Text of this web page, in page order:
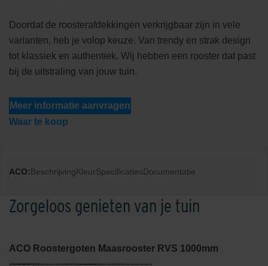
Doordat de roosterafdekkingen verkrijgbaar zijn in vele
varianten, heb je volop keuze. Van trendy en strak design
tot klassiek en authentiek. Wij hebben een rooster dat past
bij de uitstraling van jouw tuin.
Meer informatie aanvragen
Waar te koop
ACO:BeschrijvingKleurSpecificatiesDocumentatie
Zorgeloos genieten van je tuin
ACO Roostergoten Maasrooster RVS 1000mm